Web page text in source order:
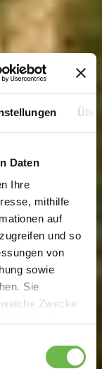
Daten
Ihre
mithilfe
auf
und so
von
sowie
Sie
Zwecke